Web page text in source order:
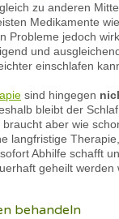
zu anderen
Medikamente
Probleme jedoch
und
einschlafen
sind hingegen
bleibt der
aber wie
langfristige
Abhilfe schafft
geheilt
behandeln